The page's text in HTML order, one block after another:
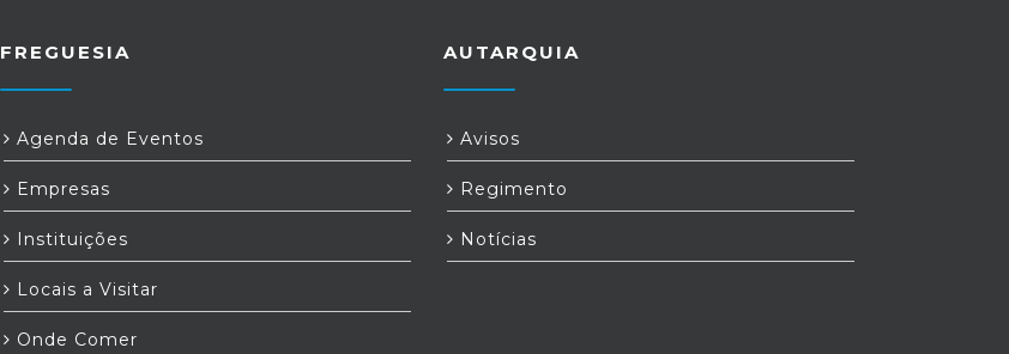
FREGUESIA
Agenda de Eventos
Empresas
Instituições
Locais a Visitar
Onde Comer
AUTARQUIA
Avisos
Regimento
Notícias